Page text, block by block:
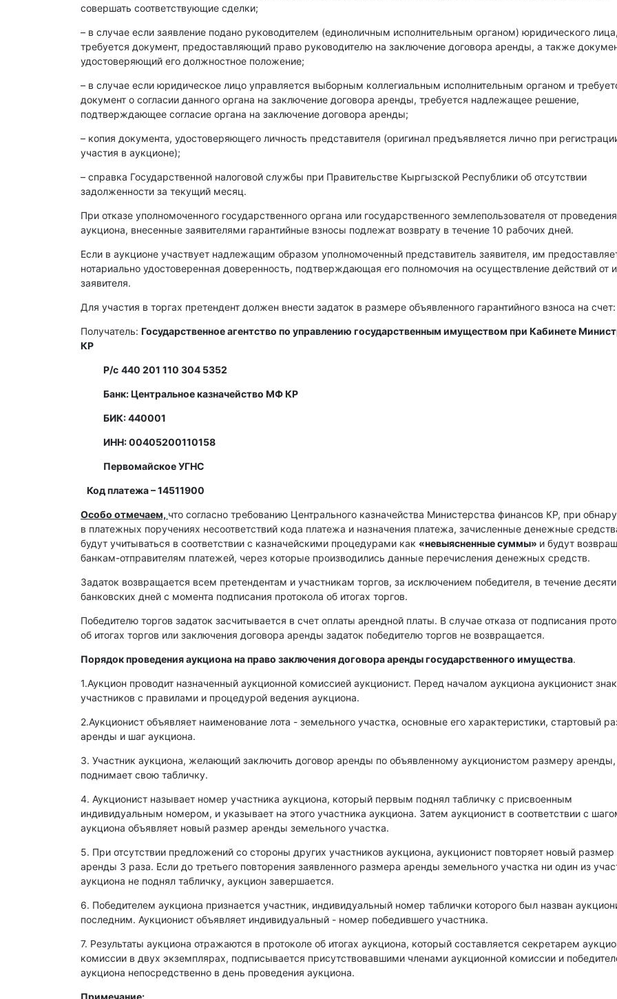
совершать соответствующие сделки;
– в случае если заявление подано руководителем (единоличным исполнительным органом) юридического лица,
требуется документ, предоставляющий право руководителю на заключение договора аренды, а также
удостоверяющий его должностное положение;
– в случае если юридическое лицо управляется выборным коллегиальным исполнительным органом и
документ о согласии данного органа на заключение договора аренды, требуется надлежащее решение,
подтверждающее согласие органа на заключение договора аренды;
– копия документа, удостоверяющего личность представителя (оригинал предъявляется лично при
участия в аукционе);
– справка Государственной налоговой службы при Правительстве Кыргызской Республики об отсутствии
задолженности за текущий месяц.
При отказе уполномоченного государственного органа или государственного землепользователя от проведения
аукциона, внесенные заявителями гарантийные взносы подлежат возврату в течение 10 рабочих дней.
Если в аукционе участвует надлежащим образом уполномоченный представитель заявителя, им
нотариально удостоверенная доверенность, подтверждающая его полномочия на осуществление действий от
заявителя.
Для участия в торгах претендент должен внести задаток в размере объявленного гарантийного взноса на счет:
Получатель: Государственное агентство по управлению государственным имуществом при Кабинете
КР
Р/с 440 201 110 304 5352
Банк: Центральное казначейство МФ КР
БИК: 440001
ИНН: 00405200110158
Первомайское УГНС
Код платежа – 14511900
Особо отмечаем, что согласно требованию Центрального казначейства Министерства финансов КР, при
в платежных поручениях несоответствий кода платежа и назначения платежа, зачисленные денежные
будут учитываться в соответствии с казначейскими процедурами как «невыясненные суммы» и будут
банкам-отправителям платежей, через которые производились данные перечисления денежных средств.
Задаток возвращается всем претендентам и участникам торгов, за исключением победителя, в течение десяти
банковских дней с момента подписания протокола об итогах торгов.
Победителю торгов задаток засчитывается в счет оплаты арендной платы. В случае отказа от подписания
об итогах торгов или заключения договора аренды задаток победителю торгов не возвращается.
Порядок проведения аукциона на право заключения договора аренды государственного имущества.
1.Аукцион проводит назначенный аукционной комиссией аукционист. Перед началом аукциона аукционист
участников с правилами и процедурой ведения аукциона.
2.Аукционист объявляет наименование лота - земельного участка, основные его характеристики, стартовый
аренды и шаг аукциона.
3. Участник аукциона, желающий заключить договор аренды по объявленному аукционистом размеру аренды,
поднимает свою табличку.
4. Аукционист называет номер участника аукциона, который первым поднял табличку с присвоенным
индивидуальным номером, и указывает на этого участника аукциона. Затем аукционист в соответствии с
аукциона объявляет новый размер аренды земельного участка.
5. При отсутствии предложений со стороны других участников аукциона, аукционист повторяет новый размер
аренды 3 раза. Если до третьего повторения заявленного размера аренды земельного участка ни один из
аукциона не поднял табличку, аукцион завершается.
6. Победителем аукциона признается участник, индивидуальный номер таблички которого был назван
последним. Аукционист объявляет индивидуальный - номер победившего участника.
7. Результаты аукциона отражаются в протоколе об итогах аукциона, который составляется секретарем
комиссии в двух экземплярах, подписывается присутствовавшими членами аукционной комиссии и
аукциона непосредственно в день проведения аукциона.
Примечание: